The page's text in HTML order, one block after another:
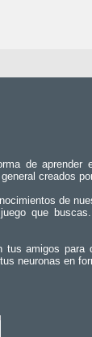
de aprender
creados
de
que
tus amigos para
neuronas en